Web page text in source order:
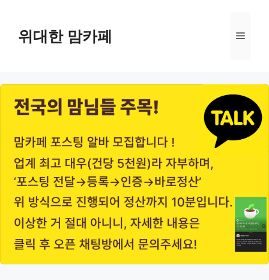
content위대한 맘카페 Menu